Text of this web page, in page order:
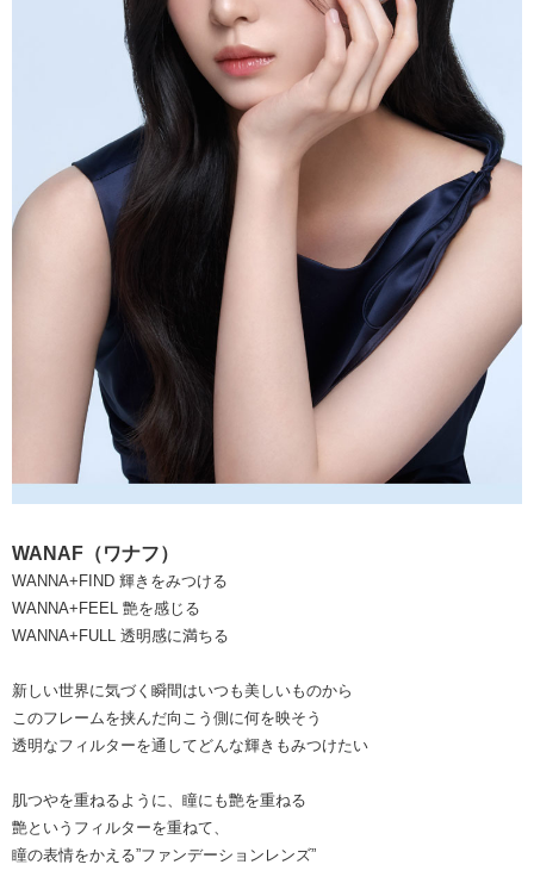
WANAF（ワナフ）
WANNA+FIND 輝きをみつける
WANNA+FEEL 艶を感じる
WANNA+FULL 透明感に満ちる
新しい世界に気づく瞬間はいつも美しいものから
このフレームを挟んだ向こう側に何を映そう
透明なフィルターを通してどんな輝きもみつけたい
肌つやを重ねるように、瞳にも艶を重ねる
艶というフィルターを重ねて、
瞳の表情をかえる”ファンデーションレンズ”